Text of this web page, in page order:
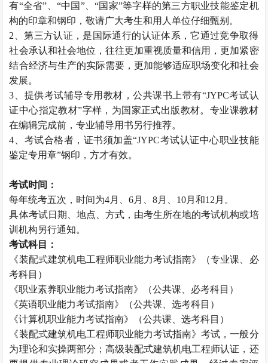
有“全省”、“中国”、“国家”等字样的第三方职业技能鉴定机
构的印章和钢印，敬请广大考生和用人单位仔细甄别。
2、第三方认证，是国际通行的认证体系，它通过竞争取得
社会承认和社会地位，往往更加重视质量和信用，更加紧密
结合经济与生产的实际需要，更加能够适应职场变化和社会
发展。
3、提供考试辅导专用教材，公共课书上带有“JYPC考试认
证中心指定教材”字样，为国家正式出版教材。专业课教材
在编辑完成前，专业辅导用书另行推荐。
4、考试合格者，证书须加盖“JYPC考试认证中心职业技能
鉴定专用章”钢印，方才有效。
考试时间：
每年统考五次，时间为4月、6月、8月、10月和12月。
具体考试日期、地点、方式，由考生所在地的考试机构或培
训机构另行通知。
考试科目：
《装配式建筑机电工程师职业能力考试指南》（专业课、必
考科目）
《职业素养职业能力考试指南》（公共课、必考科目）
《英语职业能力考试指南》（公共课、选考科目）
《计算机职业能力考试指南》（公共课、选考科目）
《装配式建筑机电工程师职业能力考试指南》考试，一般分
为理论和实操两部分；高级装配式建筑机电工程师认证，还